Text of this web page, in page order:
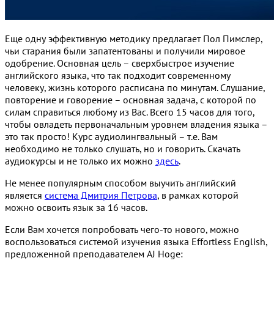
Еще одну эффективную методику предлагает Пол Пимслер,
чьи старания были запатентованы и получили мировое
одобрение. Основная цель – сверхбыстрое изучение
английского языка, что так подходит современному
человеку, жизнь которого расписана по минутам. Слушание,
повторение и говорение – основная задача, с которой по
силам справиться любому из Вас. Всего 15 часов для того,
чтобы овладеть первоначальным уровнем владения языка –
это так просто! Курс аудиолингвальный – т.е. Вам
необходимо не только слушать, но и говорить. Скачать
аудиокурсы и не только их можно здесь.
Не менее популярным способом выучить английский
является система Дмитрия Петрова, в рамках которой
можно освоить язык за 16 часов.
Если Вам хочется попробовать чего-то нового, можно
воспользоваться системой изучения языка Effortless English,
предложенной преподавателем AJ Hoge: